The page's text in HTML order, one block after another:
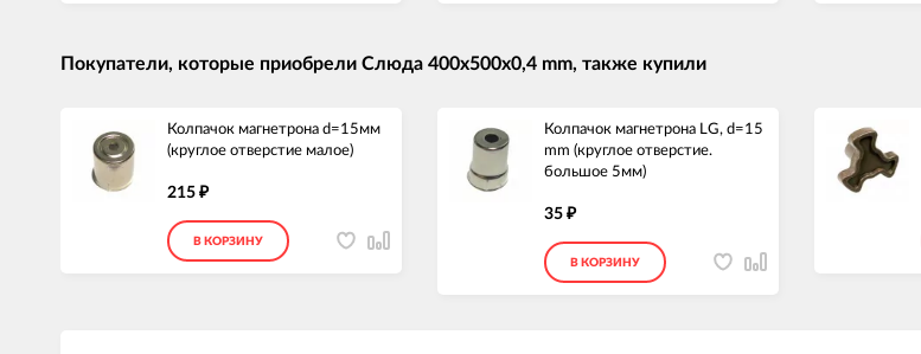
Покупатели, которые приобрели Слюда 400x500x0,4 mm, также купили
Колпачок магнетрона d=15мм
(круглое отверстие малое)
215 ₽
В КОРЗИНУ
Колпачок магнетрона LG, d=15
mm (круглое отверстие.
большое 5мм)
35 ₽
В КОРЗИНУ